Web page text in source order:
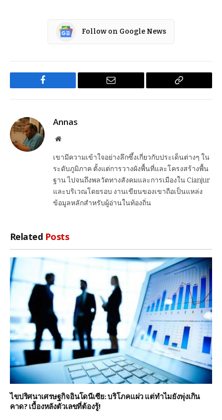
Follow on Google News
Facebook Email
Copy
Annas
Website
เขามีความเข้าใจอย่างลึกซึ้งเกี่ยวกับประเด็นต่างๆ ใน
ระดับภูมิภาค ตั้งแต่การวางผังพื้นที่และโครงสร้างพื้น
ฐาน ไปจนถึงพลวัตทางสังคมและการเมืองใน Cianjur
และบริเวณโดยรอบ งานเขียนของเขาถือเป็นแหล่ง
ข้อมูลหลักสำหรับผู้อ่านในท้องถิ่น
Related Posts
ไขปริศนาเศรษฐกิจอินโดนีเซีย: บริโภคแผ่ว แต่ทำไมยังพุ่งเกิน
คาด? เบื้องหลังตัวเลขที่ต้องรู้!